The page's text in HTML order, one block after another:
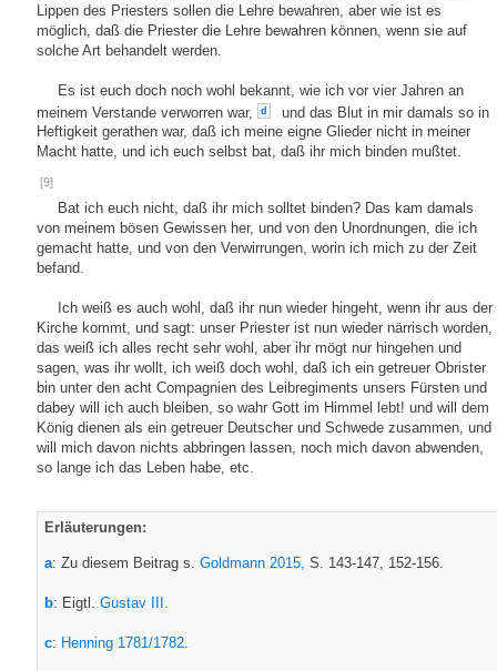
Lippen des Priesters sollen die Lehre bewahren, aber wie ist es
möglich, daß die Priester die Lehre bewahren können, wenn sie auf
solche Art behandelt werden.
Es ist euch doch noch wohl bekannt, wie ich vor vier Jahren an
meinem Verstande verworren war,
d
und das Blut in mir damals so in
Heftigkeit gerathen war, daß ich meine eigne Glieder nicht in meiner
Macht hatte, und ich euch selbst bat, daß ihr mich binden mußtet.
[9]
Bat ich euch nicht, daß ihr mich solltet binden? Das kam damals
von meinem bösen Gewissen her, und von den Unordnungen, die ich
gemacht hatte, und von den Verwirrungen, worin ich mich zu der Zeit
befand.
Ich weiß es auch wohl, daß ihr nun wieder hingeht, wenn ihr aus der
Kirche kommt, und sagt: unser Priester ist nun wieder närrisch worden,
das weiß ich alles recht sehr wohl, aber ihr mögt nur hingehen und
sagen, was ihr wollt, ich weiß doch wohl, daß ich ein getreuer Obrister
bin unter den acht Compagnien des Leibregiments unsers Fürsten und
dabey will ich auch bleiben, so wahr Gott im Himmel lebt! und will dem
König dienen als ein getreuer Deutscher und Schwede zusammen, und
will mich davon nichts abbringen lassen, noch mich davon abwenden,
so lange ich das Leben habe, etc.
Erläuterungen:
a: Zu diesem Beitrag s. Goldmann 2015, S. 143-147, 152-156.
b: Eigtl. Gustav III.
c: Henning 1781/1782.